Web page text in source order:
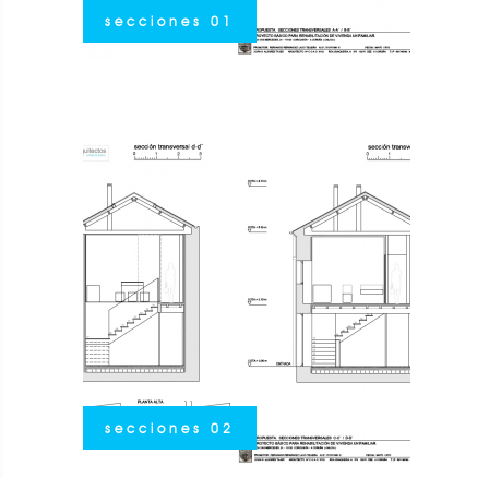
secciones 01
secciones 02